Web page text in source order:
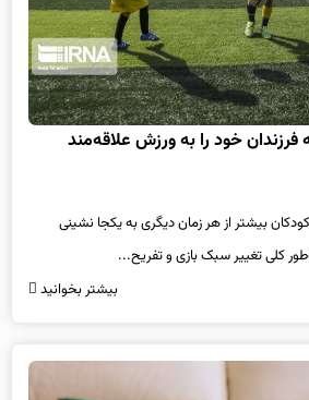
خود را به ورزش علاقه‌مند
بیشتر از هر زمان دیگری به یکجا نشینی
کلی تغییر سبک بازی و تفریح...
بیشتر بخوانید